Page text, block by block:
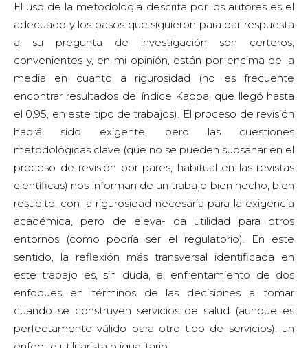
El uso de la metodología descrita por los autores es el
adecuado y los pasos que siguieron para dar respuesta
a su pregunta de investigación son certeros,
convenientes y, en mi opinión, están por encima de la
media en cuanto a rigurosidad (no es frecuente
encontrar resultados del índice Kappa, que llegó hasta
el 0,95, en este tipo de trabajos). El proceso de revisión
habrá sido exigente, pero las cuestiones
metodológicas clave (que no se pueden subsanar en el
proceso de revisión por pares, habitual en las revistas
científicas) nos informan de un trabajo bien hecho, bien
resuelto, con la rigurosidad necesaria para la exigencia
académica, pero de eleva- da utilidad para otros
entornos (como podría ser el regulatorio). En este
sentido, la reflexión más transversal identificada en
este trabajo es, sin duda, el enfrentamiento de dos
enfoques en términos de las decisiones a tomar
cuando se construyen servicios de salud (aunque es
perfectamente válido para otro tipo de servicios): un